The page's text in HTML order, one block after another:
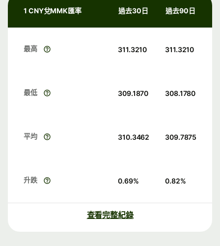
1 CNY兌MMK匯率 過去30日 過去90日
最高 311.3210 311.3210
最低 309.1870 308.1780
平均 310.3462 309.7875
升跌 0.69% 0.82%
查看完整紀錄